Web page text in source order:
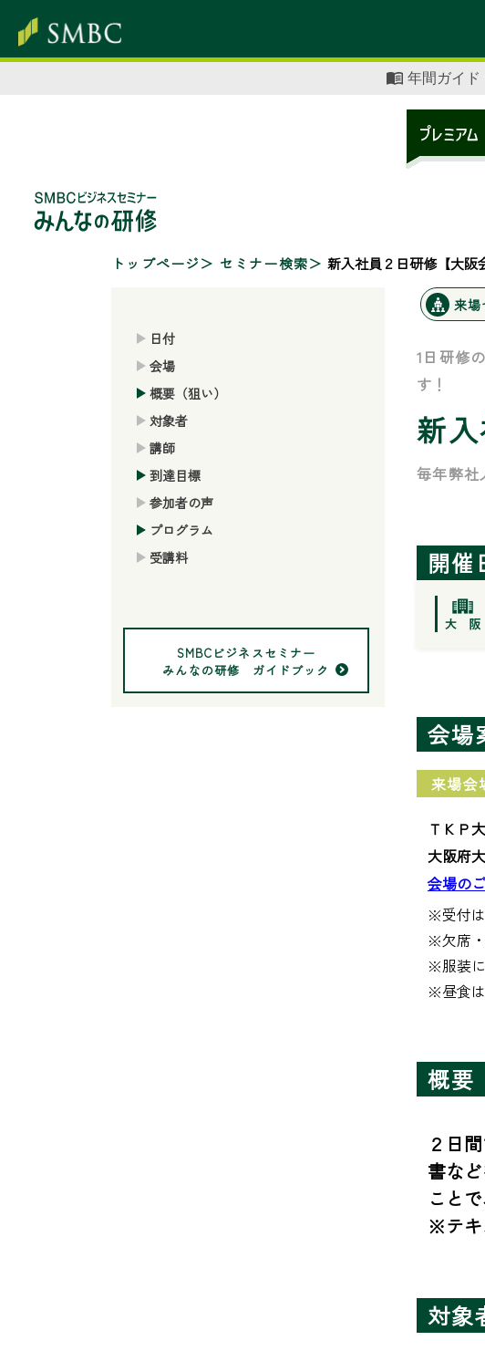
年間ガイド
トップページ セミナー検索 新入社員２日研修【大阪
日付
会場
概要（狙い）
対象者
講師
到達目標
参加者の声
プログラム
受講料
SMBCビジネスセミナー
みんなの研修 ガイドブック
来
1日研修
す！
新
毎年弊社
開催
会場
来場会
ＴＫＰ
大阪府
会場の
※受付
※欠席
※服装
※昼食
概要
２日
書な
こと
※テキ
対象